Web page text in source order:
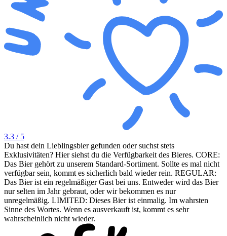
3.3 / 5
Du hast dein Lieblingsbier gefunden oder suchst stets
Exklusivitäten? Hier siehst du die Verfügbarkeit des Bieres. CORE:
Das Bier gehört zu unserem Standard-Sortiment. Sollte es mal nicht
verfügbar sein, kommt es sicherlich bald wieder rein. REGULAR:
Das Bier ist ein regelmäßiger Gast bei uns. Entweder wird das Bier
nur selten im Jahr gebraut, oder wir bekommen es nur
unregelmäßig. LIMITED: Dieses Bier ist einmalig. Im wahrsten
Sinne des Wortes. Wenn es ausverkauft ist, kommt es sehr
wahrscheinlich nicht wieder.